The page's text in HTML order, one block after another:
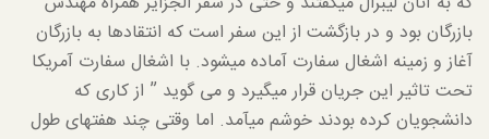
بازرگان بود و در بازگشت از این سفر است که انتقادها به بازرگان
آغاز و زمینه اشغال سفارت آماده می­شود. با اشغال سفارت آمریکا
تحت تاثیر این جریان قرار می­گیرد و می گوید ” از کاری که
دانشجویان کرده بودند خوشم می­آمد. اما وقتی چند هفته­ای طول